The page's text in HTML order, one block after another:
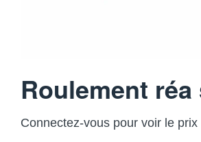
Roulement réa
Connectez-vous pour voir le prix